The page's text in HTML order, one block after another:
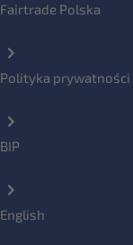
Fairtrade Polska
Polityka prywatności
BIP
English